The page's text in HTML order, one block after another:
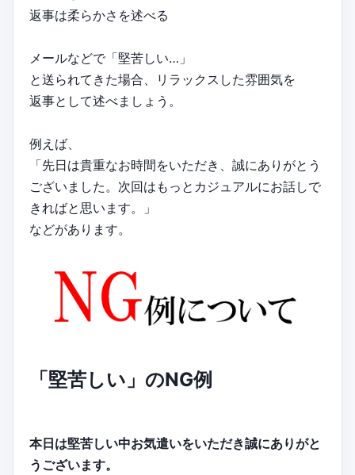
返事は柔らかさを述べる
メールなどで「堅苦しい…」
と送られてきた場合、リラックスした雰囲気を
返事として述べましょう。
例えば、
「先日は貴重なお時間をいただき、誠にありがとう
ございました。次回はもっとカジュアルにお話しで
きればと思います。」
などがあります。
「堅苦しい」のNG例
本日は堅苦しい中お気遣いをいただき誠にありがと
うございます。